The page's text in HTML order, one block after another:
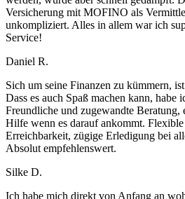
Versicherung mit MOFINO als
unkompliziert. Alles in allem war ich
Service!
Daniel R.
Sich um seine Finanzen zu kümmern,
Dass es auch Spaß machen kann,
Freundliche und zugewandte Beratung,
Hilfe wenn es darauf ankommt.
Erreichbarkeit, zügige Erledigung bei
Absolut empfehlenswert.
Silke D.
Ich habe mich direkt von Anfang an